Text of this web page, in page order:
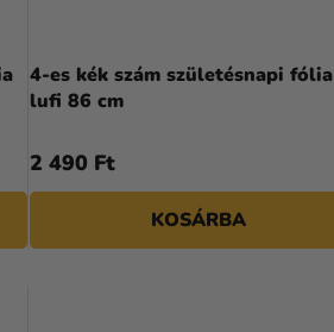
4-es kék szám születésnapi fólia
lufi 86 cm
2 490 Ft
KOSÁRBA